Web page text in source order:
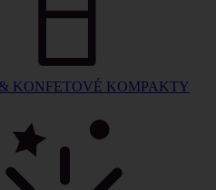
KONFETOVÉ KOMPAKTY